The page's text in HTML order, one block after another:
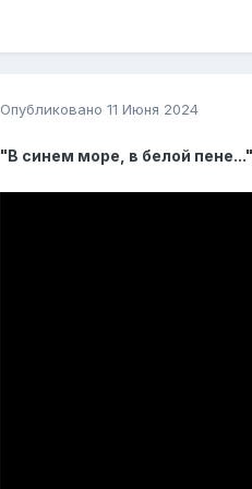
Опубликовано 11 Июня 2024
"В синем море, в белой пене..."